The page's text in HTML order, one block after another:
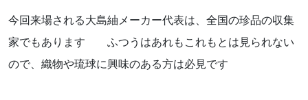
今回来場される大島紬メーカー代表は、全国の珍品の収集
家でもあります ふつうはあれもこれもとは見られない
ので、織物や琉球に興味のある方は必見です